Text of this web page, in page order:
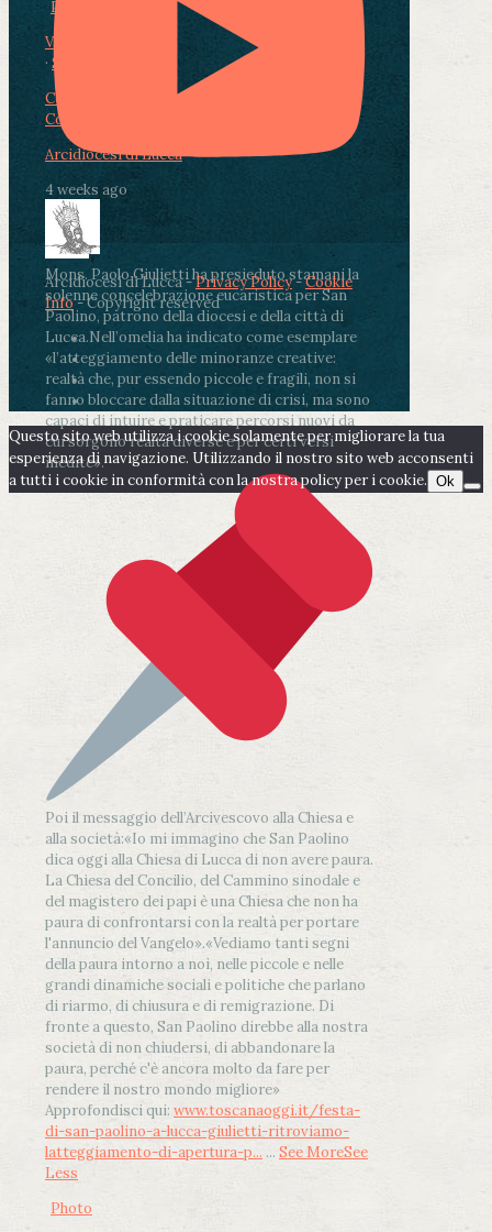
Photo
View on Facebook
· Share
Condividi su Facebook
Condividi su LinkedIn
Arcidiocesi di Lucca
4 weeks ago
Mons. Paolo Giulietti ha presieduto stamani la
solenne concelebrazione eucaristica per San
Paolino, patrono della diocesi e della città di
Lucca.Nell’omelia ha indicato come esemplare
«l’atteggiamento delle minoranze creative:
realtà che, pur essendo piccole e fragili, non si
fanno bloccare dalla situazione di crisi, ma sono
capaci di intuire e praticare percorsi nuovi da
cui sorgono realtà diverse e per certi versi
inedite».
Poi il messaggio dell’Arcivescovo alla Chiesa e
alla società:«Io mi immagino che San Paolino
dica oggi alla Chiesa di Lucca di non avere paura.
La Chiesa del Concilio, del Cammino sinodale e
del magistero dei papi è una Chiesa che non ha
paura di confrontarsi con la realtà per portare
l'annuncio del Vangelo».«Vediamo tanti segni
della paura intorno a noi, nelle piccole e nelle
grandi dinamiche sociali e politiche che parlano
di riarmo, di chiusura e di remigrazione. Di
fronte a questo, San Paolino direbbe alla nostra
società di non chiudersi, di abbandonare la
paura, perché c'è ancora molto da fare per
rendere il nostro mondo migliore»
Approfondisci qui: www.toscanaoggi.it/festa-
di-san-paolino-a-lucca-giulietti-ritroviamo-
latteggiamento-di-apertura-p... ... See MoreSee
Less
Photo
Arcidiocesi di Lucca -Privacy Policy-Cookie
Info- Copyright reserved
Questo sito web utilizza i cookie solamente per migliorare la tua
esperienza di navigazione. Utilizzando il nostro sito web acconsenti
a tutti i cookie in conformità con la nostra policy per i cookie. Ok